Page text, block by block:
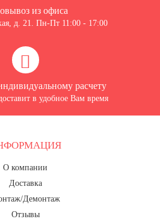
из офиса
д. 21. Пн-Пт 11:00 - 17:00
расчету
в удобное Вам время
О компании
Доставка
Демонтаж
Отзывы